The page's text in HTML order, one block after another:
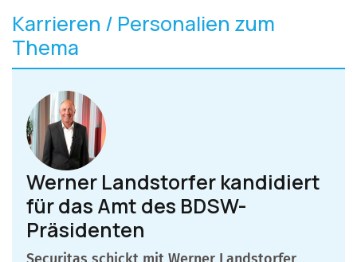
Karrieren / Personalien zum
Thema
Werner Landstorfer kandidiert
für das Amt des BDSW-
Präsidenten